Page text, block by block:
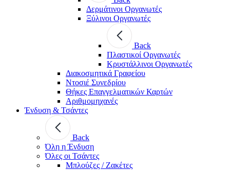
Δερμάτινοι Οργανωτές
Ξύλινοι Οργανωτές
Back
Πλαστικοί Οργανωτές
Κρυστάλλινοι Οργανωτές
Διακοσμητικά Γραφείου
Ντοσιέ Συνεδρίου
Θήκες Επαγγελματικών Καρτών
Αριθμομηχανές
Ένδυση & Τσάντες
Back
Όλη η Ένδυση
Όλες οι Τσάντες
Μπλούζες / Ζακέτες